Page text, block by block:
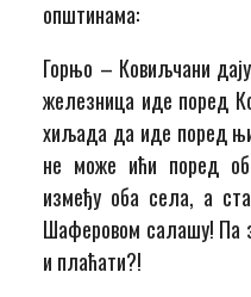
општинама:
Горњо – Ковиљчани
железница иде поред
хиљада да иде поред
не може ићи поред
између оба села, а
Шаферовом салашу! Па
и плаћати?!